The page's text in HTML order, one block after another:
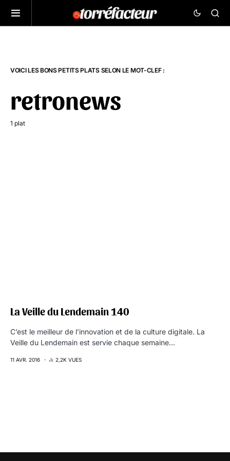
VOICI LES BONS PETITS PLATS SELON LE MOT-CLEF :
retronews
1 plat
La Veille du Lendemain 140
C’est le meilleur de l’innovation et de la culture digitale. La
Veille du Lendemain est servie chaque semaine…
11 AVR. 2016 2,2K VUES